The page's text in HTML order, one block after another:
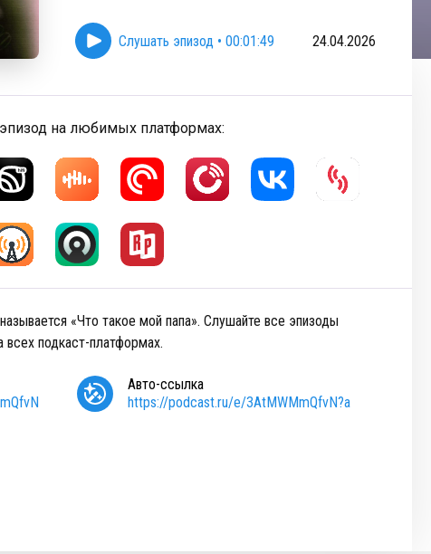
Слушать эпизод • 00:01:49 24.04.2026
на любимых платформах:
«Что такое мой папа». Слушайте все эпизоды
всех подкаст-платформах.
Авто-ссылка
https://podcast.ru/e/3AtMWMmQfvN?a